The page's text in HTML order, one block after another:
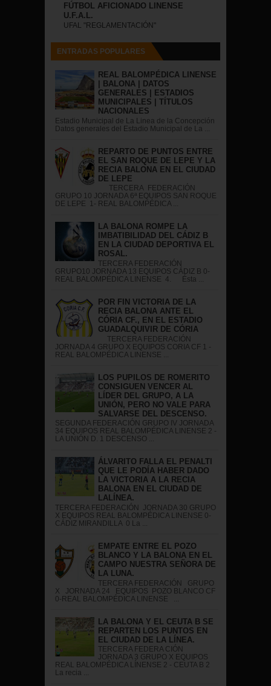
FÚTBOL AFICIONADO LINENSE
U.F.A.L.
UFAL "REGLAMENTACIÓN"
ENTRADAS POPULARES
REAL BALOMPÉDICA LINENSE
| BALONA | DATOS
GENERALES | ESTADIOS
MUNICIPALES | TÍTULOS
NACIONALES
Estadio Municipal de La Linea de la Concepción
Datos generales del Estadio Municipal de La ...
REPARTO DE PUNTOS ENTRE
EL SAN ROQUE DE LEPE Y LA
RECIA BALONA EN EL CIUDAD
DE LEPE
TERCERA FEDERACIÓN
GRUPO 10 JORNADA 6ª EQUIPOS SAN ROQUE
DE LEPE 1- REAL BALOMPÉDICA ...
LA BALONA ROMPE LA
IMBATIBILIDAD DEL CÁDIZ B
EN LA CIUDAD DEPORTIVA EL
ROSAL.
TERCERA FEDERACIÓN
GRUPO10 JORNADA 13 EQUIPOS CÁDIZ B 0-
REAL BALOMPÉDICA LINENSE 4. Ésta ...
POR FIN VICTORIA DE LA
RECIA BALONA ANTE EL
CÓRIA CF., EN EL ESTADIO
GUADALQUIVIR DE CÓRIA
TERCERA FEDERACIÓN
JORNADA 4 GRUPO X EQUIPOS CORIA CF 1 -
REAL BALOMPÉDICA LINENSE ...
LOS PUPILOS DE ROMERITO
CONSIGUEN VENCER AL
LÍDER DEL GRUPO, A LA
UNIÓN, PERO NO VALE PARA
SALVARSE DEL DESCENSO.
SEGUNDA FEDERACIÓN GRUPO IV JORNADA
34 EQUIPOS REAL BALOMPÉDICA LINENSE 2 -
LA UNIÓN D. 1 DESCENSO ...
ÁLVARITO FALLA EL PENALTI
QUE LE PODÍA HABER DADO
LA VICTORIA A LA RECIA
BALONA EN EL CIUDAD DE
LALÍNEA.
TERCERA FEDERACIÓN JORNADA 30 GRUPO
X EQUIPOS REAL BALOMPÉDICA LINENSE 0-
CÁDIZ MIRANDILLA 0 La ...
EMPATE ENTRE EL POZO
BLANCO Y LA BALONA EN EL
CAMPO NUESTRA SEÑORA DE
LA LUNA.
TERCERA FEDERACIÓN GRUPO
X JORNADA 24 EQUIPOS POZO BLANCO CF
0-REAL BALOMPÉDICA LINENSE ...
LA BALONA Y EL CEUTA B SE
REPARTEN LOS PUNTOS EN
EL CIUDAD DE LA LÍNEA.
TERCERA FEDERA CIÓN
JORNADA 3 GRUPO X EQUIPOS
REAL BALOMPÉDICA LÍNENSE 2 - CEUTA B 2
La recia ...